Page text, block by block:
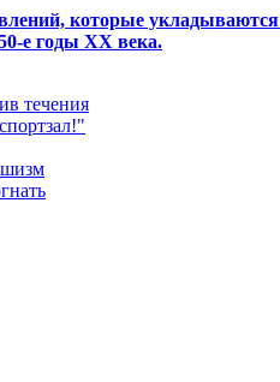
которые укладываются
е годы XX века.
течения